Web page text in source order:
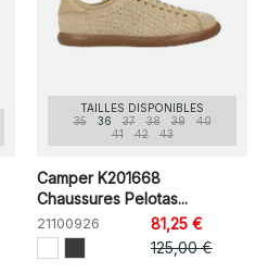
TAILLES DISPONIBLES
35
36 37 38 39
40
41
42 43
Camper K201668
Chaussures Pelotas...
21100926
81,25 €
125,00 €